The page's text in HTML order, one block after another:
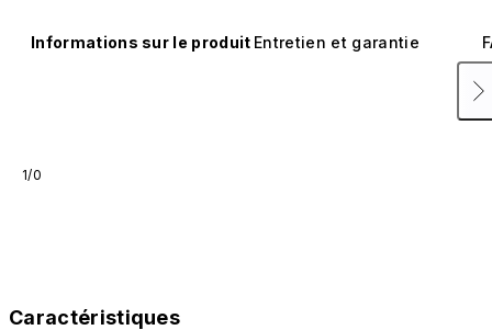
Informations sur le produit Entretien et garantie
1/0
Caractéristiques